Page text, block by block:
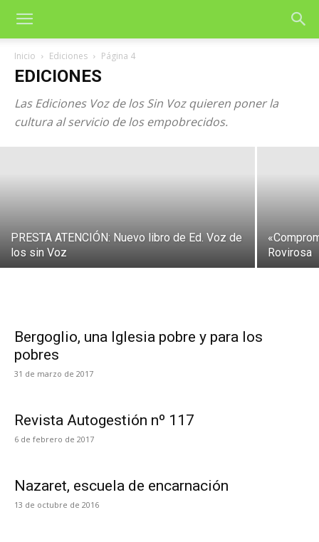
Inicio Ediciones Página 4
EDICIONES
Las Ediciones Voz de los Sin Voz quieren poner la
cultura al servicio de los empobrecidos.
Libro de Voz de los sin Voz sobre IA:
«Filosofía política más allá del
algoritmo»
24 de febrero de 2026
PRESTA ATENCIÓN: Nuevo libro de Ed. Voz de
los sin Voz
Rovirosa
Bergoglio, una Iglesia pobre y para los
pobres
31 de marzo de 2017
Revista Autogestión nº 117
6 de febrero de 2017
Nazaret, escuela de encarnación
13 de octubre de 2016